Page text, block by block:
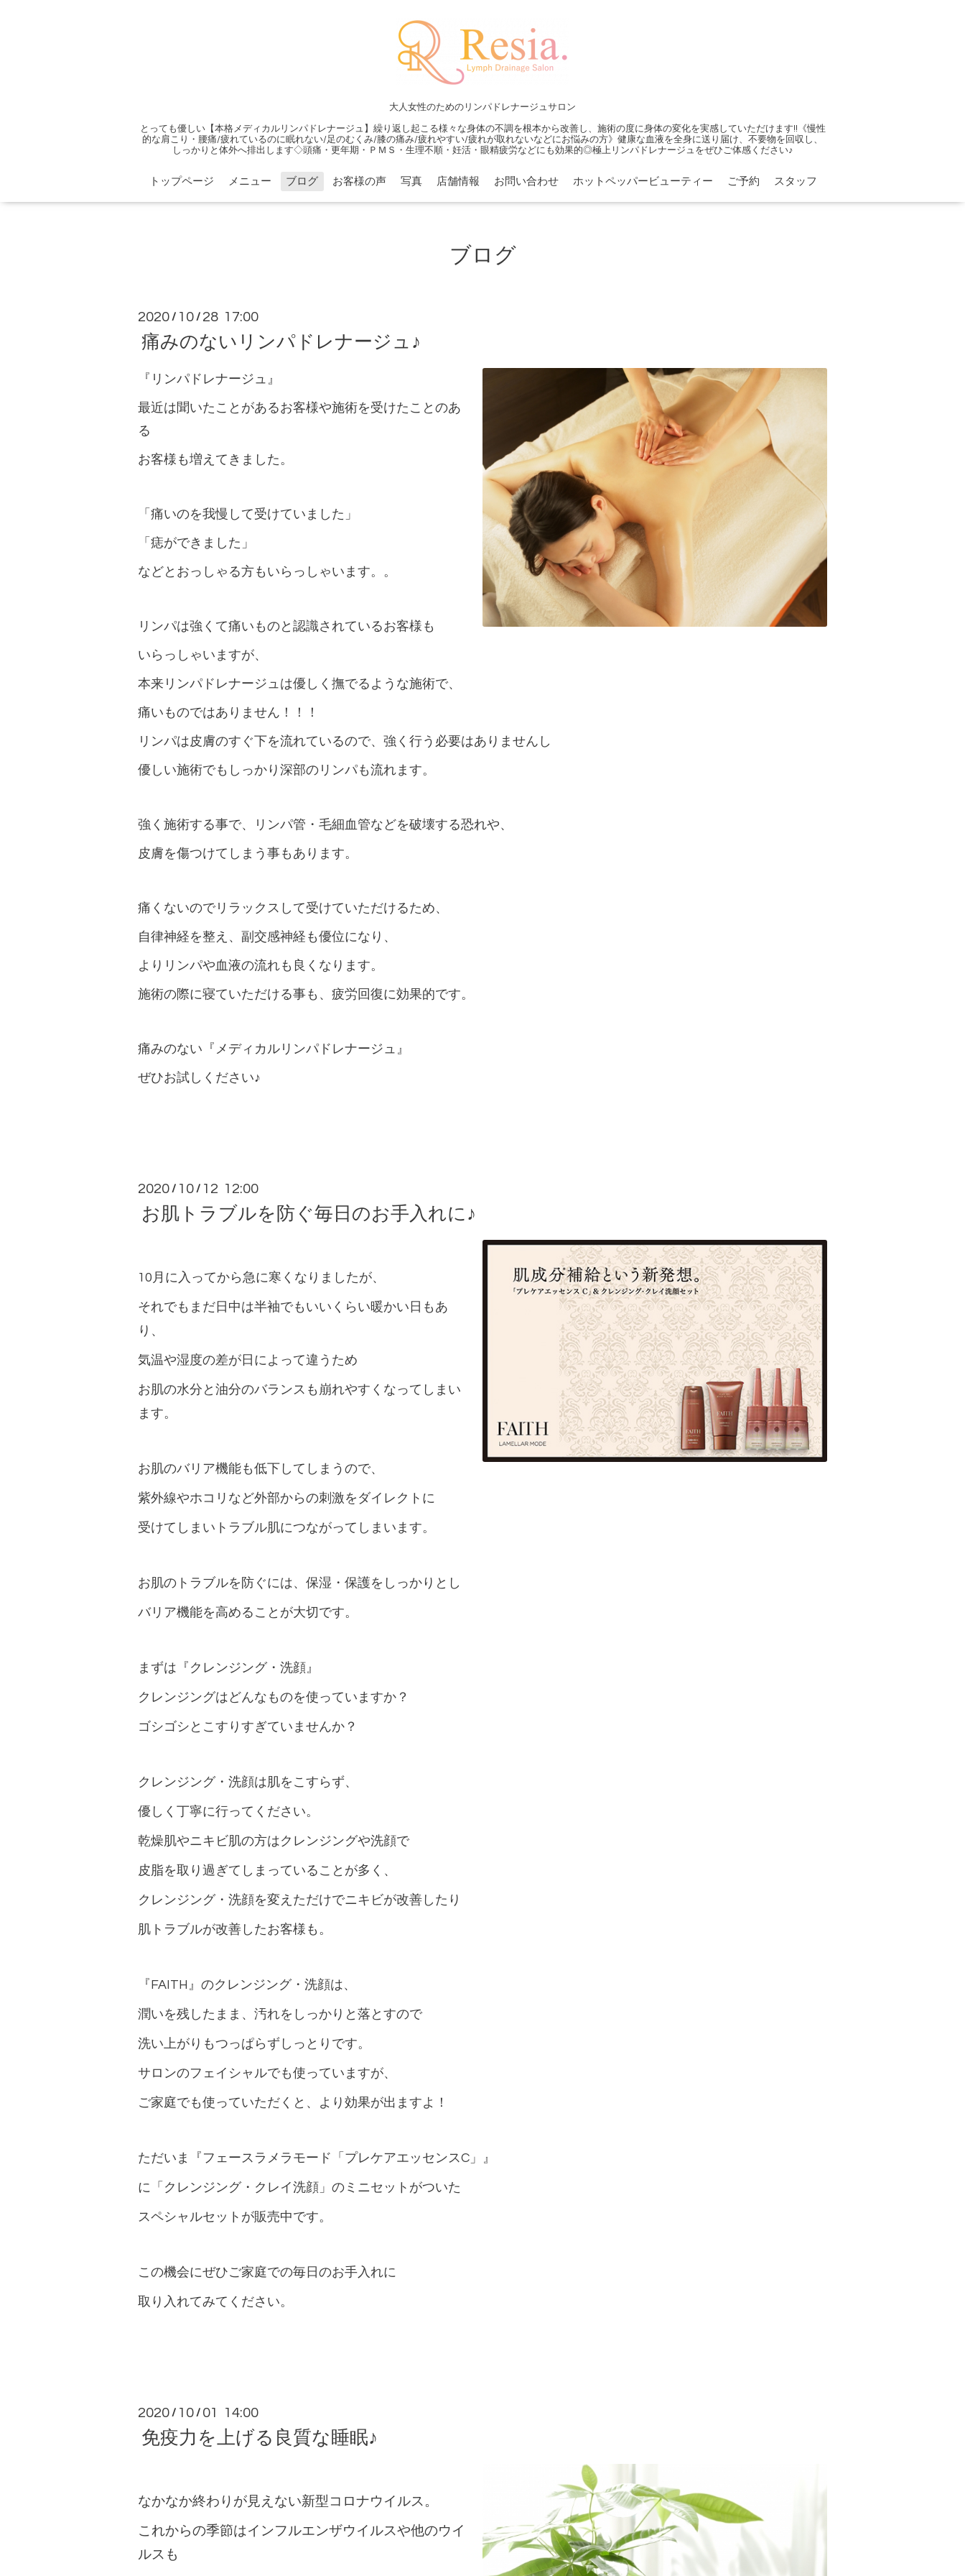
大人女性のためのリンパドレナージュサロン
とっても優しい【本格メディカルリンパドレナージュ】繰り返し起こる様々な身体の不調を根本から改善し、施術の度に身体の変化を実感していただけます!!《慢性
的な肩こり・腰痛/疲れているのに眠れない/足のむくみ/膝の痛み/疲れやすい/疲れが取れないなどにお悩みの方》健康な血液を全身に送り届け、不要物を回収し、
しっかりと体外へ排出します◇頭痛・更年期・ＰＭＳ・生理不順・妊活・眼精疲労などにも効果的◎極上リンパドレナージュをぜひご体感ください♪
トップページ メニュー ブログ お客様の声 写真 店舗情報 お問い合わせ ホットペッパービューティー ご予約 スタッフ
ブログ
2020 / 10 / 28 17:00
痛みのないリンパドレナージュ♪
『リンパドレナージュ』
最近は聞いたことがあるお客様や施術を受けたことのあ
る
お客様も増えてきました。
「痛いのを我慢して受けていました」
「痣ができました」
などとおっしゃる方もいらっしゃいます。。
リンパは強くて痛いものと認識されているお客様も
いらっしゃいますが、
本来リンパドレナージュは優しく撫でるような施術で、
痛いものではありません！！！
リンパは皮膚のすぐ下を流れているので、強く行う必要はありませんし
優しい施術でもしっかり深部のリンパも流れます。
強く施術する事で、リンパ管・毛細血管などを破壊する恐れや、
皮膚を傷つけてしまう事もあります。
痛くないのでリラックスして受けていただけるため、
自律神経を整え、副交感神経も優位になり、
よりリンパや血液の流れも良くなります。
施術の際に寝ていただける事も、疲労回復に効果的です。
痛みのない『メディカルリンパドレナージュ』
ぜひお試しください♪
2020 / 10 / 12 12:00
お肌トラブルを防ぐ毎日のお手入れに♪
10月に入ってから急に寒くなりましたが、
それでもまだ日中は半袖でもいいくらい暖かい日もあ
り、
気温や湿度の差が日によって違うため
お肌の水分と油分のバランスも崩れやすくなってしまい
ます。
お肌のバリア機能も低下してしまうので、
紫外線やホコリなど外部からの刺激をダイレクトに
受けてしまいトラブル肌につながってしまいます。
お肌のトラブルを防ぐには、保湿・保護をしっかりとし
バリア機能を高めることが大切です。
まずは『クレンジング・洗顔』
クレンジングはどんなものを使っていますか？
ゴシゴシとこすりすぎていませんか？
クレンジング・洗顔は肌をこすらず、
優しく丁寧に行ってください。
乾燥肌やニキビ肌の方はクレンジングや洗顔で
皮脂を取り過ぎてしまっていることが多く、
クレンジング・洗顔を変えただけでニキビが改善したり
肌トラブルが改善したお客様も。
『FAITH』のクレンジング・洗顔は、
潤いを残したまま、汚れをしっかりと落とすので
洗い上がりもつっぱらずしっとりです。
サロンのフェイシャルでも使っていますが、
ご家庭でも使っていただくと、より効果が出ますよ！
ただいま『フェースラメラモード「プレケアエッセンスC」』
に「クレンジング・クレイ洗顔」のミニセットがついた
スペシャルセットが販売中です。
この機会にぜひご家庭での毎日のお手入れに
取り入れてみてください。
2020 / 10 / 01 14:00
免疫力を上げる良質な睡眠♪
なかなか終わりが見えない新型コロナウイルス。
これからの季節はインフルエンザウイルスや他のウイ
ルスも